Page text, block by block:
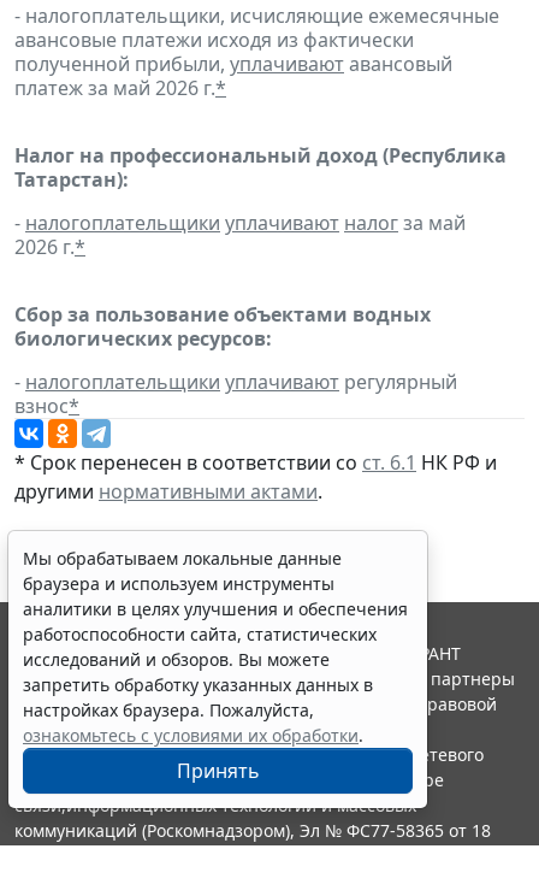
- налогоплательщики, исчисляющие ежемесячные
авансовые платежи исходя из фактически
полученной прибыли, уплачиваютавансовый
платеж за май 2026 г.*
Налог на профессиональный доход (Республика
Татарстан):
- налогоплательщики уплачивают налогза май
2026 г.*
Сбор за пользование объектами водных
биологических ресурсов:
- налогоплательщики уплачивают регулярный
взнос*
* Срок перенесен в соответствии со ст. 6.1 НК РФ и
другими нормативными актами.
Мы обрабатываем локальные данные
браузера и используем инструменты
аналитики в целях улучшения и обеспечения
работоспособности сайта, статистических
исследований и обзоров. Вы можете
запретить обработку указанных данных в
настройках браузера. Пожалуйста,
ознакомьтесь с условиями их обработки.
Принять
© ООО "НПП "ГАРАНТ-СЕРВИС", 2026. Система ГАРАНТ
выпускается с 1990 года. Компания "Гарант" и ее партнеры
являются участниками Российской ассоциации правовой
информации ГАРАНТ.
Портал ГАРАНТ.РУ зарегистрирован в качестве сетевого
издания Федеральной службой по надзору в сфере
связи,информационных технологий и массовых
коммуникаций (Роскомнадзором), Эл № ФС77-58365 от 18